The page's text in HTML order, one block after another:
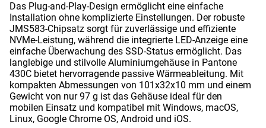
Das Plug-and-Play-Design ermöglicht eine einfache
Installation ohne komplizierte Einstellungen. Der robuste
JMS583-Chipsatz sorgt für zuverlässige und effiziente
NVMe-Leistung, während die integrierte LED-Anzeige eine
einfache Überwachung des SSD-Status ermöglicht. Das
langlebige und stilvolle Aluminiumgehäuse in Pantone
430C bietet hervorragende passive Wärmeableitung. Mit
kompakten Abmessungen von 101x32x10 mm und einem
Gewicht von nur 97 g ist das Gehäuse ideal für den
mobilen Einsatz und kompatibel mit Windows, macOS,
Linux, Google Chrome OS, Android und iOS.